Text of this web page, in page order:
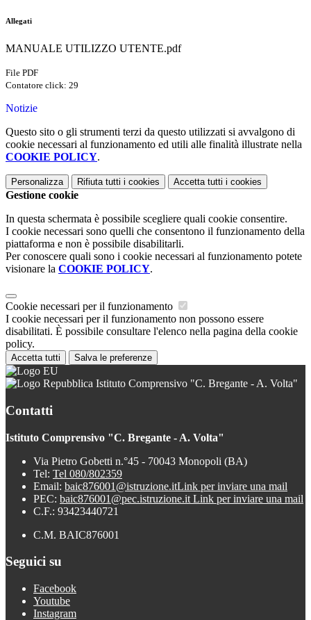
Allegati
MANUALE UTILIZZO UTENTE.pdf
File PDF
Contatore click: 29
Notizie
Questo sito o gli strumenti terzi da questo utilizzati si avvalgono di
cookie necessari al funzionamento ed utili alle finalità illustrate nella
COOKIE POLICY.
Personalizza Rifiuta tutti i cookies Accetta tutti i cookies
Gestione cookie
In questa schermata è possibile scegliere quali cookie consentire.
I cookie necessari sono quelli che consentono il funzionamento della
piattaforma e non è possibile disabilitarli.
Per conoscere quali sono i cookie necessari al funzionamento potete
visionare la COOKIE POLICY.
Cookie necessari per il funzionamento
I cookie necessari per il funzionamento non possono essere
disabilitati. È possibile consultare l'elenco nella pagina della cookie
policy.
Accetta tutti Salva le preferenze
Istituto Comprensivo "C. Bregante - A. Volta"
Contatti
Istituto Comprensivo "C. Bregante - A. Volta"
Via Pietro Gobetti n.°45 - 70043 Monopoli (BA)
Tel: Tel 080/802359
Email: baic876001@istruzione.itLink per inviare una mail
PEC: baic876001@pec.istruzione.it Link per inviare una mail
C.F.: 93423440721
C.M. BAIC876001
Seguici su
Facebook
Youtube
Instagram